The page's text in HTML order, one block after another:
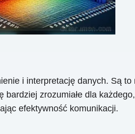
i interpretację danych. Są
zrozumiałe dla
efektywność komunikacji.